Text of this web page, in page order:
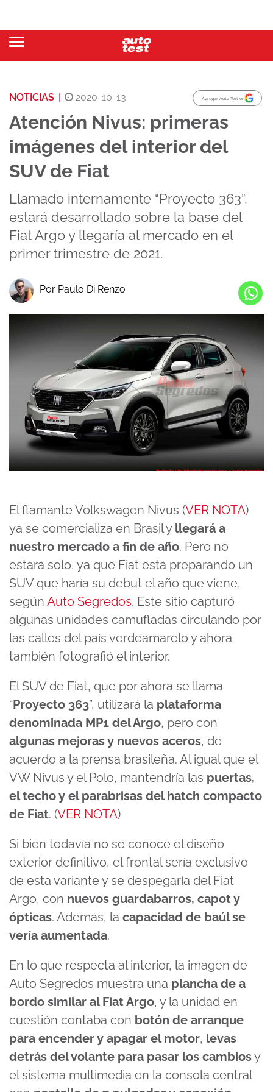
NOTICIAS | 2020-10-13 Agregar Auto Test en
Atención Nivus: primeras
imágenes del interior del
SUV de Fiat
Llamado internamente “Proyecto 363”,
estará desarrollado sobre la base del
Fiat Argo y llegaría al mercado en el
primer trimestre de 2021.
Por Paulo Di Renzo
El flamante Volkswagen Nivus (VER NOTA)
ya se comercializa en Brasil y llegará a
nuestro mercado a fin de año. Pero no
estará solo, ya que Fiat está preparando un
SUV que haría su debut el año que viene,
según Auto Segredos. Este sitio capturó
algunas unidades camufladas circulando por
las calles del país verdeamarelo y ahora
también fotografió el interior.
El SUV de Fiat, que por ahora se llama
“Proyecto 363”, utilizará la plataforma
denominada MP1 del Argo, pero con
algunas mejoras y nuevos aceros, de
acuerdo a la prensa brasileña. Al igual que el
VW Nivus y el Polo, mantendría las puertas,
el techo y el parabrisas del hatch compacto
de Fiat. (VER NOTA)
Si bien todavía no se conoce el diseño
exterior definitivo, el frontal sería exclusivo
de esta variante y se despegaría del Fiat
Argo, con nuevos guardabarros, capot y
ópticas. Además, la capacidad de baúl se
vería aumentada.
En lo que respecta al interior, la imagen de
Auto Segredos muestra una plancha de a
bordo similar al Fiat Argo, y la unidad en
cuestión contaba con botón de arranque
para encender y apagar el motor, levas
detrás del volante para pasar los cambiosy
el sistema multimedia en la consola central